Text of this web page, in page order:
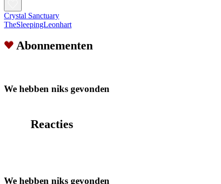
Crystal Sanctuary
TheSleepingLeonhart
Abonnementen
We hebben niks gevonden
Reacties
We hebben niks gevonden